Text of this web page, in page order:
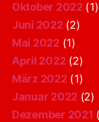
Oktober 2022 (1)
Juni 2022 (2)
Mai 2022 (1)
April 2022 (2)
März 2022 (1)
Januar 2022 (2)
Dezember 2021